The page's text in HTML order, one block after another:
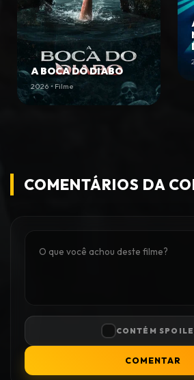
A BOCA DO DIABO
2026 • Filme
COMENTÁRIOS DA
CONTÉM
COMENTAR